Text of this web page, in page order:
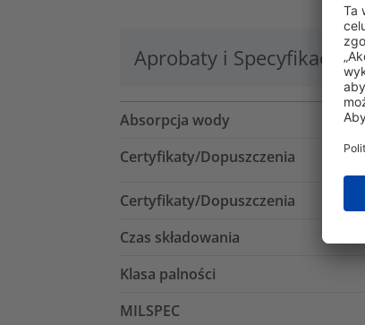
Aprobaty i Specyfikacje
Absorpcja wody
Certyfikaty/Dopuszczenia
Certyfikaty/Dopuszczenia
Czas składowania
Klasa palności
MILSPEC